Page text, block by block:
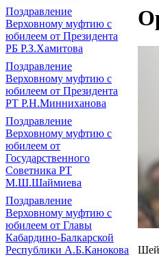
Поздравление
Верховному муфтию с
юбилеем от Президента
РБ Р.З.Хамитова
Поздравление
Верховному муфтию с
юбилеем от Президента
РТ Р.Н.Минниханова
Поздравление
Верховному муфтию с
юбилеем от
Государственного
Советника РТ
М.Ш.Шаймиева
Поздравление
Верховному муфтию с
юбилеем от Главы
Кабардино-Балкарской
Республики А.Б.Канокова